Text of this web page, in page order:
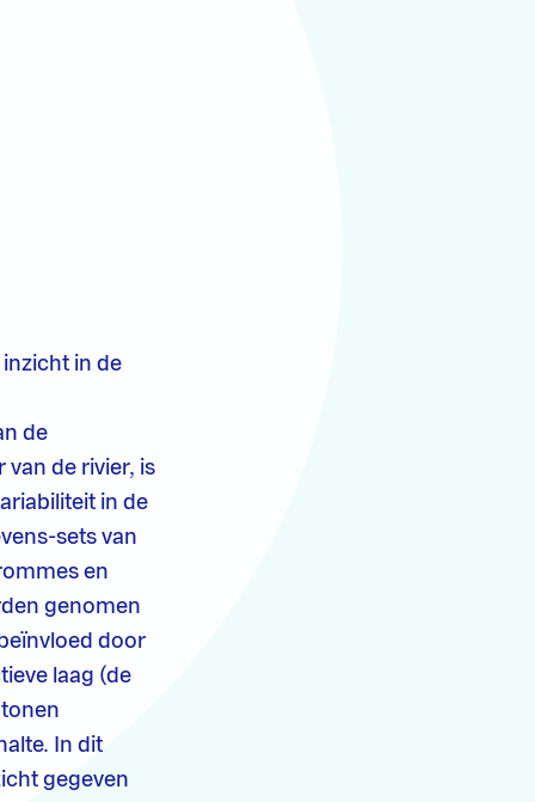
in de
de
de rivier, is
in de
sets van
en
genomen
door
laag (de
In dit
gegeven